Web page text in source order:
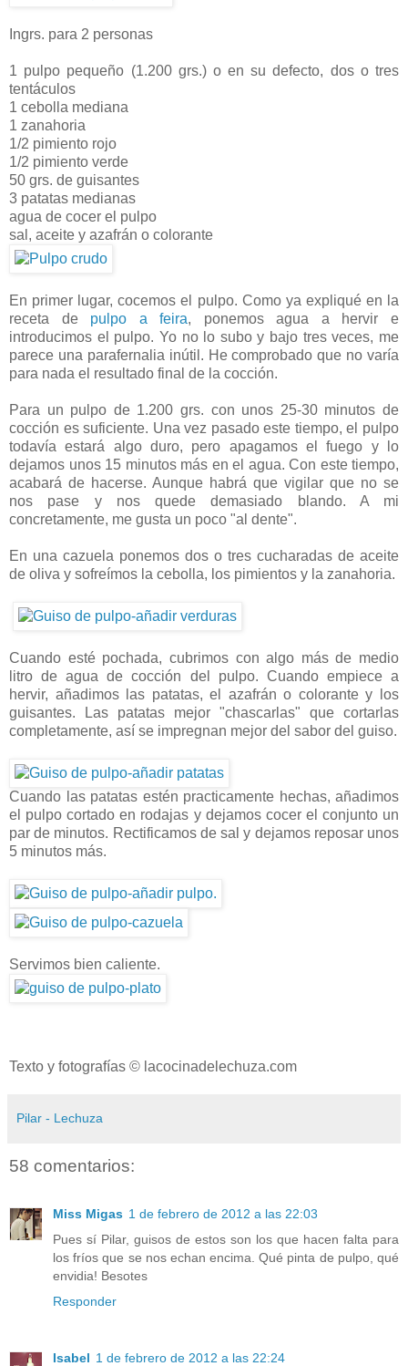
Ingrs. para 2 personas
1 pulpo pequeño (1.200 grs.) o en su defecto, dos o tres
tentáculos
1 cebolla mediana
1 zanahoria
1/2 pimiento rojo
1/2 pimiento verde
50 grs. de guisantes
3 patatas medianas
agua de cocer el pulpo
sal, aceite y azafrán o colorante
En primer lugar, cocemos el pulpo. Como ya expliqué en la
receta depulpo a feira, ponemos agua a hervir e
introducimos el pulpo. Yo no lo subo y bajo tres veces, me
parece una parafernalia inútil. He comprobado que no varía
para nada el resultado final de la cocción.
Para un pulpo de 1.200 grs. con unos 25-30 minutos de
cocción es suficiente. Una vez pasado este tiempo, el pulpo
todavía estará algo duro, pero apagamos el fuego y lo
dejamos unos 15 minutos más en el agua. Con este tiempo,
acabará de hacerse. Aunque habrá que vigilar que no se
nos pase y nos quede demasiado blando. A mi
concretamente, me gusta un poco "al dente".
En una cazuela ponemos dos o tres cucharadas de aceite
de oliva y sofreímos la cebolla, los pimientos y la zanahoria.
Cuando esté pochada, cubrimos con algo más de medio
litro de agua de cocción del pulpo. Cuando empiece a
hervir, añadimos las patatas, el azafrán o colorante y los
guisantes. Las patatas mejor "chascarlas" que cortarlas
completamente, así se impregnan mejor del sabor del guiso.
Cuando las patatas estén practicamente hechas, añadimos
el pulpo cortado en rodajas y dejamos cocer el conjunto un
par de minutos. Rectificamos de sal y dejamos reposar unos
5 minutos más.
Servimos bien caliente.
Texto y fotografías © lacocinadelechuza.com
Pilar - Lechuza
58 comentarios:
Miss Migas 1 de febrero de 2012 a las 22:03
Pues sí Pilar, guisos de estos son los que hacen falta para
los fríos que se nos echan encima. Qué pinta de pulpo, qué
envidia! Besotes
Responder
Isabel 1 de febrero de 2012 a las 22:24